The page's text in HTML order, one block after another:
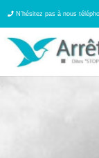
N’hésitez pas à nous